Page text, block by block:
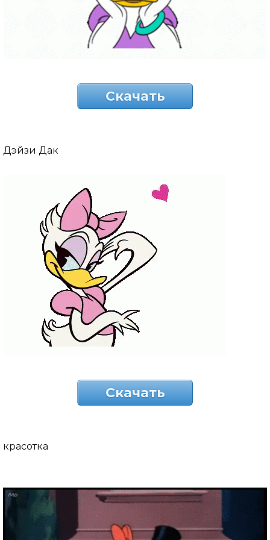
Скачать
Дэйзи Дак
Скачать
красотка